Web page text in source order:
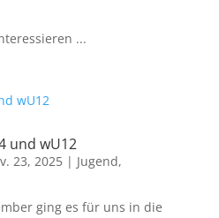
...
und wU12
23, 2025| Jugend,
ging es für uns in die